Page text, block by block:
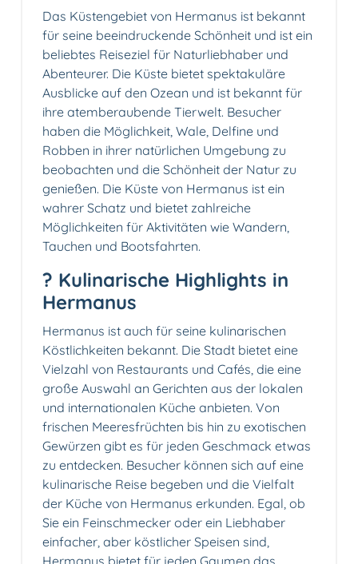
Das Küstengebiet von Hermanus ist bekannt
für seine beeindruckende Schönheit und ist ein
beliebtes Reiseziel für Naturliebhaber und
Abenteurer. Die Küste bietet spektakuläre
Ausblicke auf den Ozean und ist bekannt für
ihre atemberaubende Tierwelt. Besucher
haben die Möglichkeit, Wale, Delfine und
Robben in ihrer natürlichen Umgebung zu
beobachten und die Schönheit der Natur zu
genießen. Die Küste von Hermanus ist ein
wahrer Schatz und bietet zahlreiche
Möglichkeiten für Aktivitäten wie Wandern,
Tauchen und Bootsfahrten.
?️ Kulinarische Highlights in
Hermanus
Hermanus ist auch für seine kulinarischen
Köstlichkeiten bekannt. Die Stadt bietet eine
Vielzahl von Restaurants und Cafés, die eine
große Auswahl an Gerichten aus der lokalen
und internationalen Küche anbieten. Von
frischen Meeresfrüchten bis hin zu exotischen
Gewürzen gibt es für jeden Geschmack etwas
zu entdecken. Besucher können sich auf eine
kulinarische Reise begeben und die Vielfalt
der Küche von Hermanus erkunden. Egal, ob
Sie ein Feinschmecker oder ein Liebhaber
einfacher, aber köstlicher Speisen sind,
Hermanus bietet für jeden Gaumen das